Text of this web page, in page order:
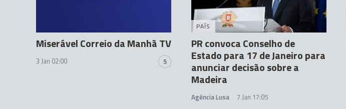
Miserável Correio da Manhã TV
3 Jan 02:00 5
PAÍS
PR convoca Conselho de
Estado para 17 de Janeiro para
anunciar decisão sobre a
Madeira
Agência Lusa 7 Jan 17:05